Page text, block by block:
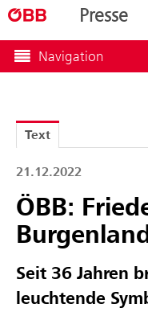
Presse
Navigation
Text
21.12.2022
ÖBB:
Seit 36 Jahren
leuchtende